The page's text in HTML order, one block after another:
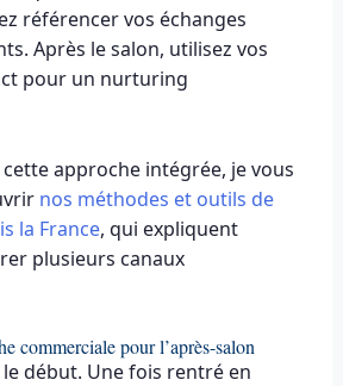
référencer vos échanges
Après le salon, utilisez vos
pour un nurturing
approche intégrée, je vous
nos méthodes et outils de
la France, qui expliquent
plusieurs canaux
commerciale pour l’après-salon
le début. Une fois rentré en